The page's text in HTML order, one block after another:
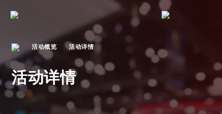
活动概览 活动详情
活动详情